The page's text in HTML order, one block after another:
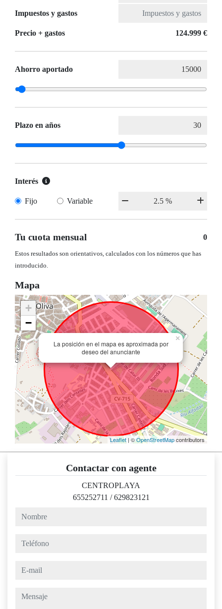
Impuestos y gastos
Precio + gastos 124.999 €
Ahorro aportado
Plazo en años
Interés
Fijo Variable
Tu cuota mensual 0
Estos resultados son orientativos, calculados con los números que has
introducido.
Mapa
La posición en el mapa es aproximada por
deseo del anunciante
×
+
−
Leaflet | ©OpenStreetMapcontributors
Contactar con agente
CENTROPLAYA
655252711 /629823121
nombre
teléfono
e-mail
mensaje